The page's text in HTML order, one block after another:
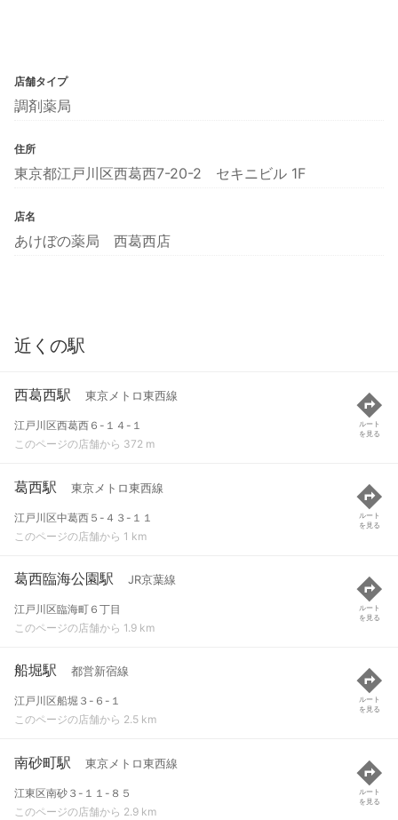
店舗タイプ
調剤薬局
住所
東京都江戸川区西葛西7-20-2 セキニビル 1F
店名
あけぼの薬局 西葛西店
近くの駅
西葛西駅 東京メトロ東西線
江戸川区西葛西６-１４-１
このページの店舗から 372 m
ルート
を見る
葛西駅 東京メトロ東西線
江戸川区中葛西５-４３-１１
このページの店舗から 1 km
ルート
を見る
葛西臨海公園駅 JR京葉線
江戸川区臨海町６丁目
このページの店舗から 1.9 km
ルート
を見る
船堀駅 都営新宿線
江戸川区船堀３-６-１
このページの店舗から 2.5 km
ルート
を見る
南砂町駅 東京メトロ東西線
江東区南砂３-１１-８５
このページの店舗から 2.9 km
ルート
を見る